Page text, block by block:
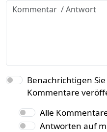
Benachrichtigen
Kommentare
Alle
Antworten auf